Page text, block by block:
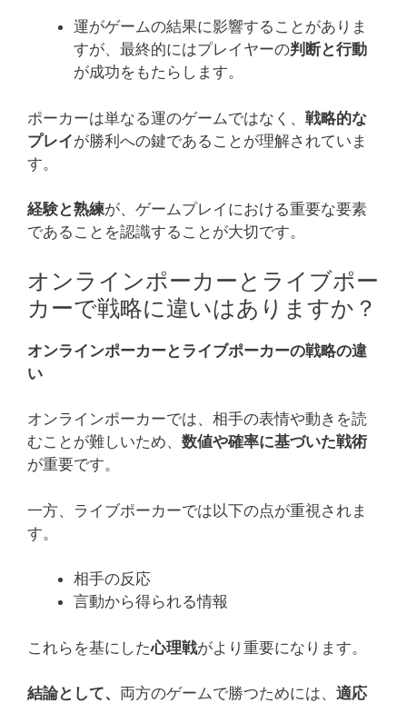
運がゲームの結果に影響することがありま
すが、最終的にはプレイヤーの判断と行動
が成功をもたらします。
ポーカーは単なる運のゲームではなく、 戦略的な
プレイが勝利への鍵であることが理解されていま
す。
経験と熟練が、ゲームプレイにおける重要な要素
であることを認識することが大切です。
オンラインポーカーとライブポー
カーで戦略に違いはありますか？
オンラインポーカーとライブポーカーの戦略の違
い
オンラインポーカーでは、相手の表情や動きを読
むことが難しいため、 数値や確率に基づいた戦術
が重要です。
一方、ライブポーカーでは以下の点が重視されま
す。
相手の反応
言動から得られる情報
これらを基にした心理戦がより重要になります。
結論として、 両方のゲームで勝つためには、 適応